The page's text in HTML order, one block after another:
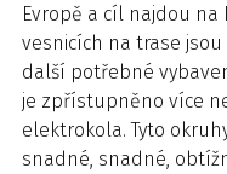
Evropě a cíl najdou na
vesnicích na trase
další potřebné
je zpřístupněno více
elektrokola. Tyto
snadné, snadné,